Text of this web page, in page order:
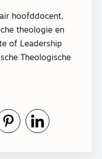
hoofddocent,
theologie en
of Leadership
Theologische